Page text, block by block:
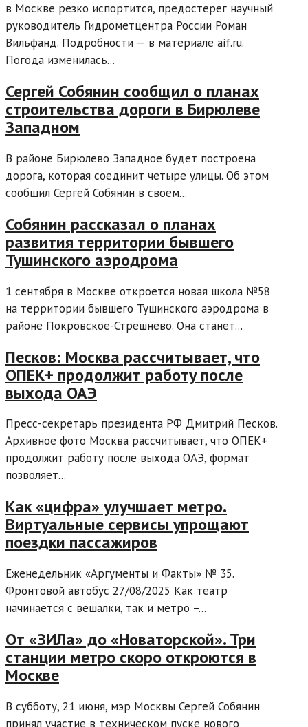
в Москве резко испортится, предостерег научный
руководитель Гидрометцентра России Роман
Вильфанд. Подробности — в материале aif.ru.
Погода изменилась...
Сергей Собянин сообщил о планах
строительства дороги в Бирюлеве
Западном
В районе Бирюлево Западное будет построена
дорога, которая соединит четыре улицы. Об этом
сообщил Сергей Собянин в своем...
Собянин рассказал о планах
развития территории бывшего
Тушинского аэродрома
1 сентября в Москве откроется новая школа №58
на территории бывшего Тушинского аэродрома в
районе Покровское-Стрешнево. Она станет...
Песков: Москва рассчитывает, что
ОПЕК+ продолжит работу после
выхода ОАЭ
Пресс-секретарь президента РФ Дмитрий Песков.
Архивное фото Москва рассчитывает, что ОПЕК+
продолжит работу после выхода ОАЭ, формат
позволяет...
Как «цифра» улучшает метро.
Виртуальные сервисы упрощают
поездки пассажиров
Еженедельник «Аргументы и Факты» № 35.
Фронтовой автобус 27/08/2025 Как театр
начинается с вешалки, так и метро –...
От «ЗИЛа» до «Новаторской». Три
станции метро скоро откроются в
Москве
В субботу, 21 июня, мэр Москвы Сергей Собянин
принял участие в техническом пуске нового